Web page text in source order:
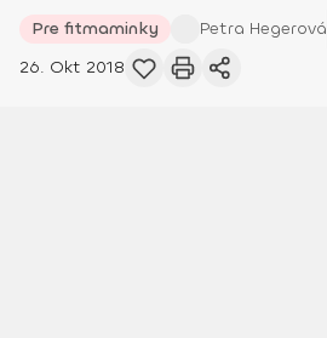
Pre fitmaminky Petra Hegerová
26. Okt 2018